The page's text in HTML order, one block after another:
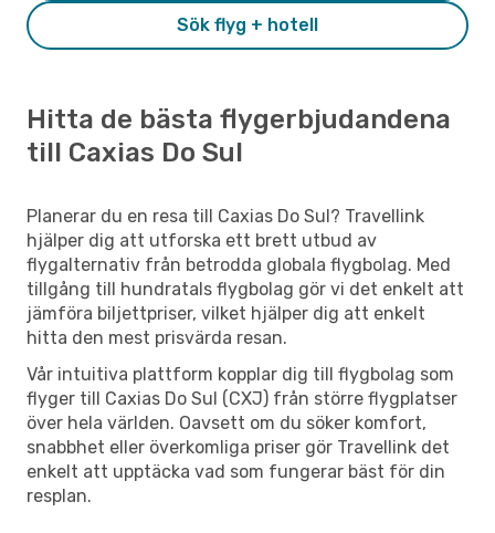
Sök flyg + hotell
Hitta de bästa flygerbjudandena
till Caxias Do Sul
Planerar du en resa till Caxias Do Sul? Travellink
hjälper dig att utforska ett brett utbud av
flygalternativ från betrodda globala flygbolag. Med
tillgång till hundratals flygbolag gör vi det enkelt att
jämföra biljettpriser, vilket hjälper dig att enkelt
hitta den mest prisvärda resan.
Vår intuitiva plattform kopplar dig till flygbolag som
flyger till Caxias Do Sul (CXJ) från större flygplatser
över hela världen. Oavsett om du söker komfort,
snabbhet eller överkomliga priser gör Travellink det
enkelt att upptäcka vad som fungerar bäst för din
resplan.